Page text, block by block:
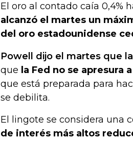
El oro al contado caía 0,4%
alcanzó el martes un
del oro estadounidense
Powell dijo el martes que
que la Fed no se
que está preparada para
se debilita.
El lingote se considera una
de interés más altos